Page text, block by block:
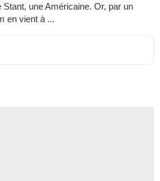
une Américaine. Or, par un
en vient à ...